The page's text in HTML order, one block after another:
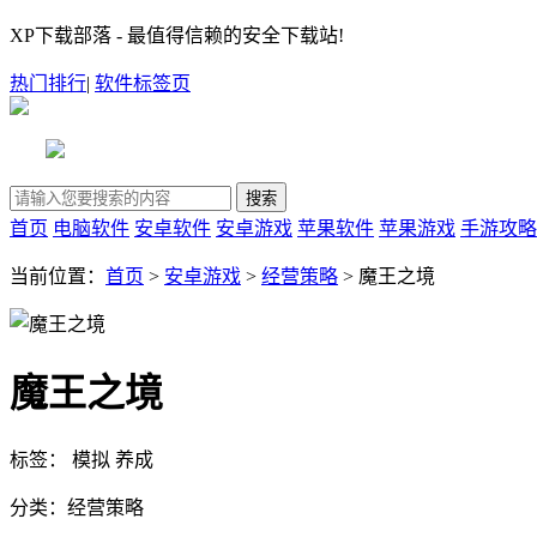
XP下载部落 - 最值得信赖的安全下载站!
热门排行| 软件标签页
首页 电脑软件 安卓软件 安卓游戏 苹果软件 苹果游戏 手游攻略
当前位置： 首页 > 安卓游戏 > 经营策略 > 魔王之境
魔王之境
标签： 模拟 养成
分类： 经营策略